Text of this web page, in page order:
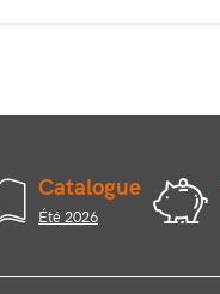
Catalogue
Été 2026